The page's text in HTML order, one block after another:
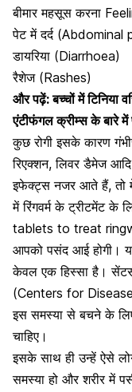
बीमार महसूस करना
पेट में दर्द (Abdominal
डायरिया (Diarrhoea)
रैशेज (Rashes)
और पढ़ें: बच्चों में टिनिया
एंटीफंगल क्रीम्स के बारे में
कुछ रोगी इसके कारण
रिएक्शन, लिवर डैमेज आदि
इफेक्ट्स नजर आते हैं, तो
में रिंगवर्म के ट्रीटमेंट के
tablets to treat
आपको पसंद आई होगी।
केवल एक हिस्सा है।
(Centers for
इस समस्या से बचने के
चाहिए।
इसके साथ ही उन्हें ऐसे
समस्या हो और शरीर में